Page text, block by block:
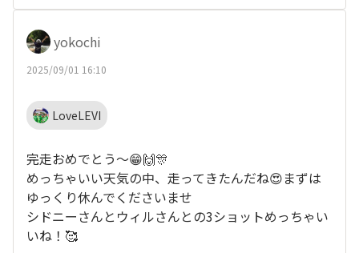
yokochi
2025/09/01 16:10
LoveLEVI
完走おめでとう〜😁🙌🎊
めっちゃいい天気の中、走ってきたんだね😍まずは
ゆっくり休んでくださいませ
シドニーさんとウィルさんとの3ショットめっちゃい
いね！🥰